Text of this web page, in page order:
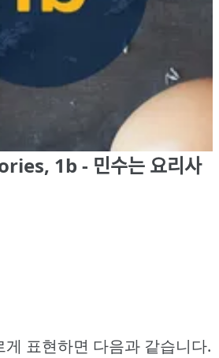
1b - 민수는 요리사
표현하면 다음과 같습니다.